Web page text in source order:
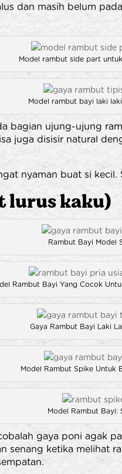
dan masih belum
Model rambut side part
Model rambut bayi laki
bagian ujung-ujung
juga disisir natural
nyaman buat si
lurus kaku)
Rambut Bayi Model
Rambut Bayi Yang Cocok
Gaya Rambut Bayi Laki
Model Rambut Spike Untuk
Model Rambut Bayi:
gaya poni agak
senang ketika melihat